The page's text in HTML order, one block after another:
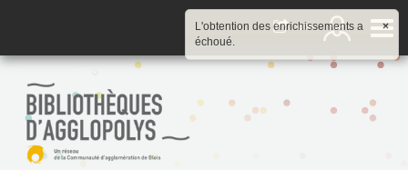
×
L'obtention des enrichissements a
échoué.